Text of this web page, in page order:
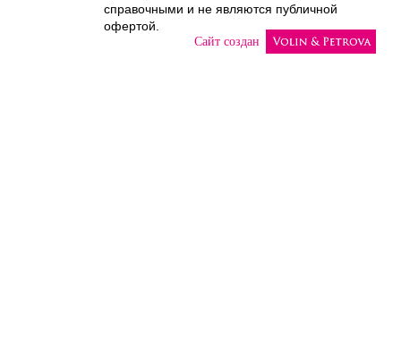
Сайт создан
справочными и не являются публичной
офертой.